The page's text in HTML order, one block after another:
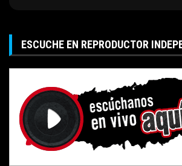
ESCUCHE EN REPRODUCTOR